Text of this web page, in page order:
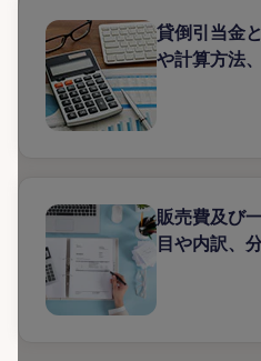
貸倒引当金
や計算方法
販売費及び
目や内訳、